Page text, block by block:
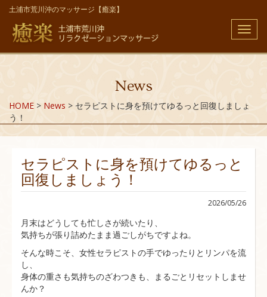
土浦市荒川沖のマッサージ【癒楽】
メ
ニ
ュ
News
HOME > News > セラピストに身を預けてゆるっと回復しましょ
う！
セラピストに身を預けてゆるっと
回復しましょう！
2026/05/26
月末はどうしても忙しさが続いたり、
気持ちが張り詰めたまま過ごしがちですよね。
そんな時こそ、女性セラピストの手でゆったりとリンパを流
し、
身体の重さも気持ちのざわつきも、まるごとリセットしませ
んか？